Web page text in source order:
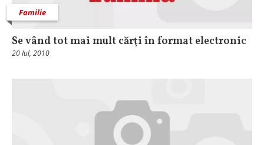
Familie
Se vând tot mai mult cărţi în format electronic
20 Iul, 2010